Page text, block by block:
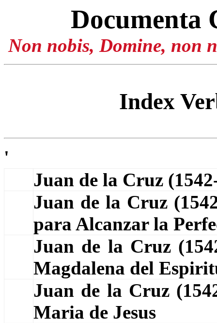
Documenta
Non nobis, Domine, non
Index
'
Juan de la Cruz
Juan de la Cruz
para Alcanzar la
Juan de la Cruz
Magdalena del
Juan de la Cruz
Maria de Jesus